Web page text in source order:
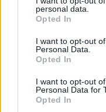
personal data.
Opted In
I want to opt-out
Personal Data.
Opted In
I want to opt-out
Personal Data for
Opted In
žmonių,
atsiųsti daugiau
priemonių.
„Balistinių